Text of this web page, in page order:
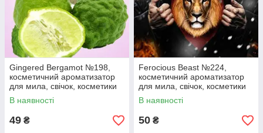
Gingered Bergamot №198,
косметичний ароматизатор
для мила, свічок, косметики
ручної роботи, США, ваніль
0%
В наявності
49 ₴
Ferocious Beast №224,
косметичний ароматизатор
для мила, свічок, косметики
ручної роботи, США, ваніль
0%
В наявності
50 ₴